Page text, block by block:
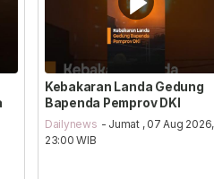
Kebakaran Landa Gedung
Bapenda Pemprov DKI
Dailynews - Jumat , 07 Aug 2026,
23:00 WIB